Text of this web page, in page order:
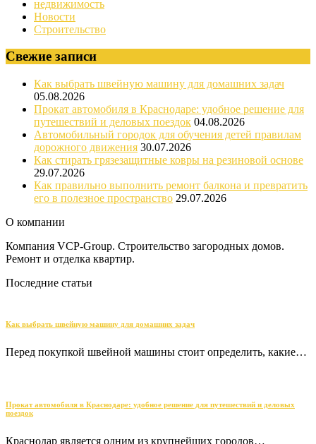
недвижимость
Новости
Строительство
Свежие записи
Как выбрать швейную машину для домашних задач
05.08.2026
Прокат автомобиля в Краснодаре: удобное решение для
путешествий и деловых поездок 04.08.2026
Автомобильный городок для обучения детей правилам
дорожного движения 30.07.2026
Как стирать грязезащитные ковры на резиновой основе
29.07.2026
Как правильно выполнить ремонт балкона и превратить
его в полезное пространство 29.07.2026
О компании
Компания VCP-Group. Строительство загородных домов.
Ремонт и отделка квартир.
Последние статьи
Как выбрать швейную машину для домашних задач
Перед покупкой швейной машины стоит определить, какие…
Прокат автомобиля в Краснодаре: удобное решение для путешествий и деловых
поездок
Краснодар является одним из крупнейших городов…